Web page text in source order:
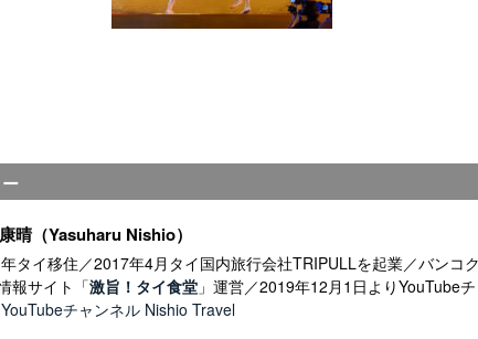
晴（Yasuharu Nishio）
タイ移住／2017年4月タイ国内旅行会社TRIPULLを起業／バンコ
報サイト「激旨！タイ食堂」運営／2019年12月1日よりYouTube
YouTubeチャンネル Nishio Travel